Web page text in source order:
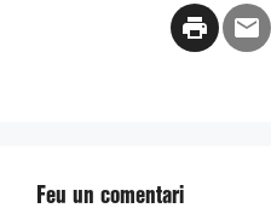
Feu un comentari